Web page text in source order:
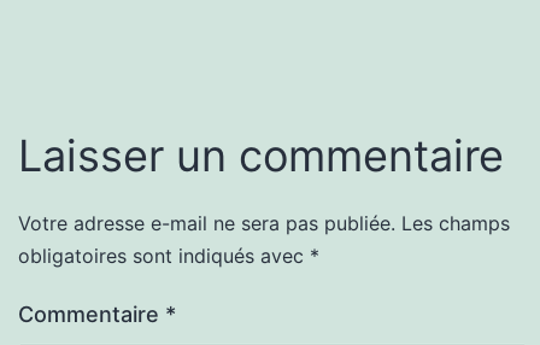
Laisser un commentaire
Votre adresse e-mail ne sera pas publiée. Les champs
obligatoires sont indiqués avec *
Commentaire *